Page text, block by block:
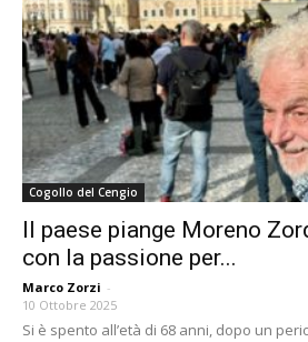
Cogollo del Cengio
Il paese piange Moreno
con la passione per...
Marco Zorzi -
10 Ottobre 2025
Si è spento all’età di 68 anni, dopo un